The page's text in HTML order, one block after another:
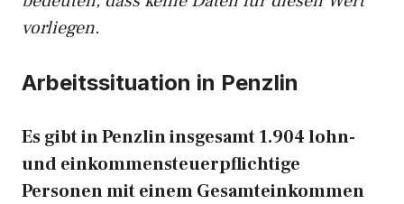
vorliegen.
Arbeitssituation in Penzlin
Es gibt in Penzlin insgesamt 1.904 lohn-
und einkommensteuerpflichtige
Personen mit einem Gesamteinkommen